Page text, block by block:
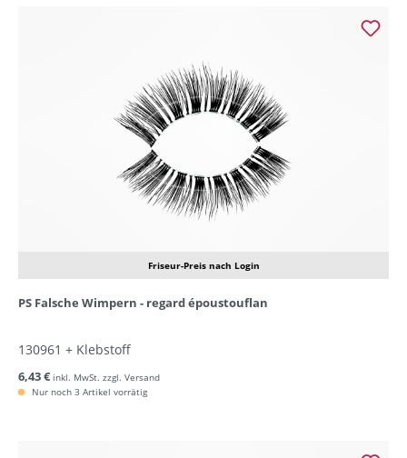
Friseur-Preis nach Login
PS Falsche Wimpern - regard époustouflan
130961 + Klebstoff
6,43 € inkl. MwSt. zzgl. Versand
Nur noch 3 Artikel vorrätig